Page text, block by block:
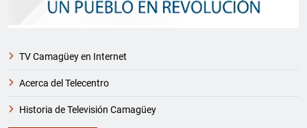
TV Camagüey en Internet
Acerca del Telecentro
Historia de Televisión Camagüey